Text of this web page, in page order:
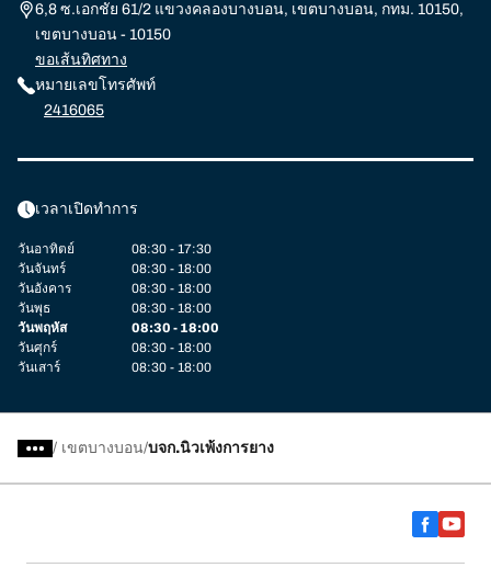
6,8 ซ.เอกชัย 61/2 แขวงคลองบางบอน, เขตบางบอน, กทม. 10150,
เขตบางบอน - 10150
ขอเส้นทิศทาง
หมายเลขโทรศัพท์
2416065
เวลาเปิดทำการ
วันอาทิตย์
08:30 - 17:30
วันจันทร์
08:30 - 18:00
วันอังคาร
08:30 - 18:00
วันพุธ
08:30 - 18:00
วันพฤหัส
08:30 - 18:00
วันศุกร์
08:30 - 18:00
วันเสาร์
08:30 - 18:00
/ เขตบางบอน บจก.นิวเพ้งการยาง